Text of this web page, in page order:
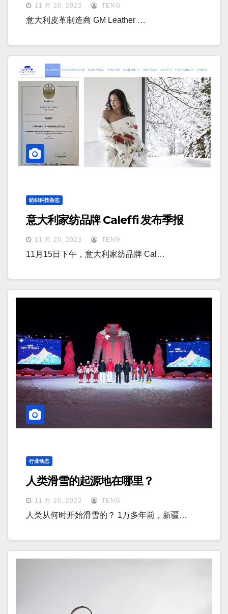
11 月 20, 2023 TENG
意大利皮革制造商 GM Leather …
纺织科技杂志
意大利家纺品牌 Caleffi 发布季报
11 月 20, 2023 TENG
11月15日下午，意大利家纺品牌 Cal…
行业动态
人类滑雪的起源地在哪里？
11 月 20, 2023 TENG
人类从何时开始滑雪的？ 1万多年前，新疆…